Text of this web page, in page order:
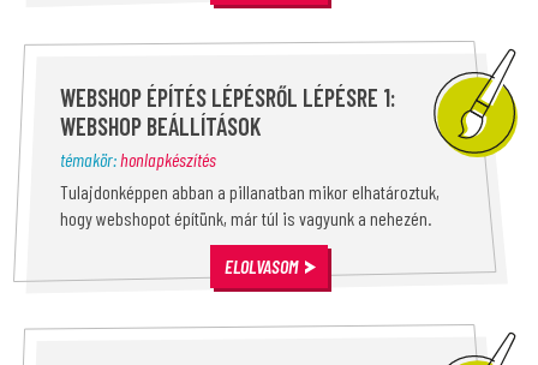
WEBSHOP ÉPÍTÉS LÉPÉSRŐL LÉPÉSRE 1:
WEBSHOP BEÁLLÍTÁSOK
témakör:honlapkészítés
Tulajdonképpen abban a pillanatban mikor elhatároztuk,
hogy webshopot építünk, már túl is vagyunk a nehezén.
ELOLVASOM